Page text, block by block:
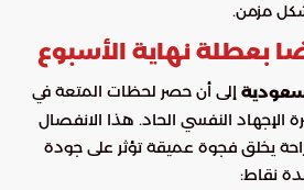
مزمن.
بعطلة نهاية الأسبوع
إلى أن حصر لحظات المتعة في
الإجهاد النفسي الحاد. هذا الانفصال
يخلق فجوة عميقة تؤثر على جودة
نقاط: